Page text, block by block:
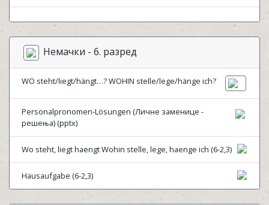
Немачки - 6. разред
WO steht/liegt/hängt…? WOHIN stelle/lege/hänge ich?
Personalpronomen-Lösungen (Личне заменице -
решења) (pptx)
Wo steht, liegt haengt Wohin stelle, lege, haenge ich (6-2,3)
Hausaufgabe (6-2,3)